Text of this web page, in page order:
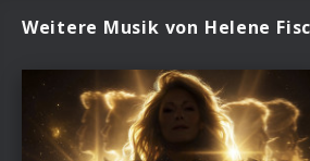
Weitere Musik von Helene